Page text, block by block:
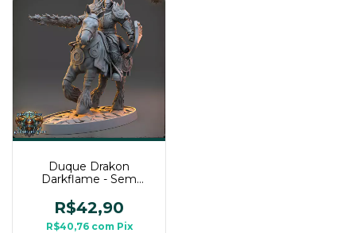
Duque Drakon
Darkflame - Sem
Grande Para RPG de
Mesa
R$42,90
R$40,76 com Pix